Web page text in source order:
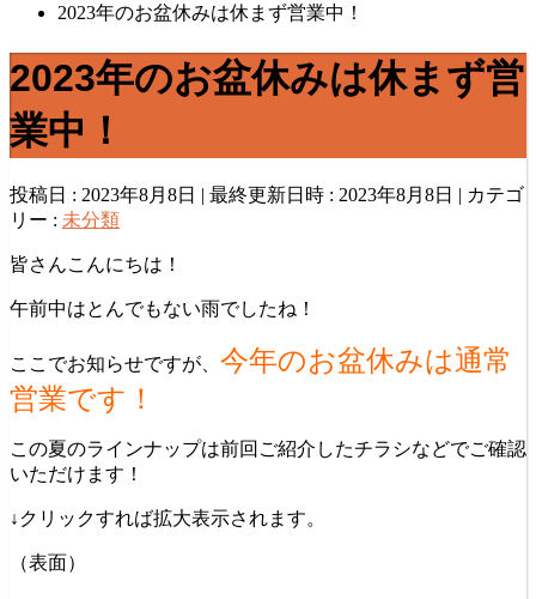
2023年のお盆休みは休まず営業中！
2023年のお盆休みは休まず営
業中！
投稿日 : 2023年8月8日 最終更新日時 : 2023年8月8日
カテゴ
リー : 未分類
皆さんこんにちは！
午前中はとんでもない雨でしたね！
ここでお知らせですが、 今年のお盆休みは通常
営業です！
この夏のラインナップは前回ご紹介したチラシなどでご確認
いただけます！
↓クリックすれば拡大表示されます。
（表面）